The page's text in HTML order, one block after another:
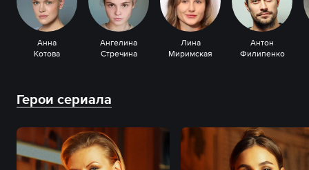
Анна
Котова
Ангелина
Стречина
Лина
Миримская
Антон
Филипенко
Герои сериала